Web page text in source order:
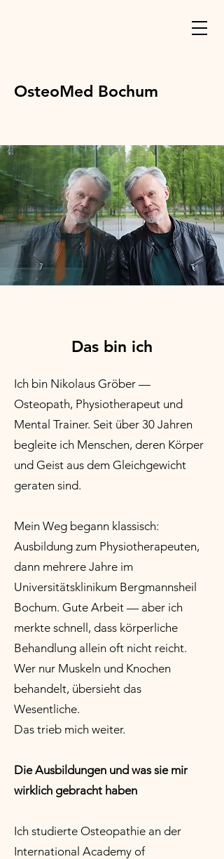
OsteoMed Bochum
Das bin ich
Ich bin Nikolaus Gröber —
Osteopath, Physiotherapeut und
Mental Trainer. Seit über 30 Jahren
begleite ich Menschen, deren Körper
und Geist aus dem Gleichgewicht
geraten sind.
Mein Weg begann klassisch:
Ausbildung zum Physiotherapeuten,
dann mehrere Jahre im
Universitätsklinikum Bergmannsheil
Bochum. Gute Arbeit — aber ich
merkte schnell, dass körperliche
Behandlung allein oft nicht reicht.
Wer nur Muskeln und Knochen
behandelt, übersieht das
Wesentliche.
Das trieb mich weiter.
Die Ausbildungen und was sie mir
wirklich gebracht haben
Ich studierte Osteopathie an der
International Academy of